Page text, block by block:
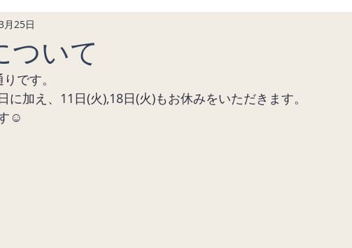
ついて
月25日
です。
に加え、11日(火),18日(火)もお休みをいただきます。
☺️